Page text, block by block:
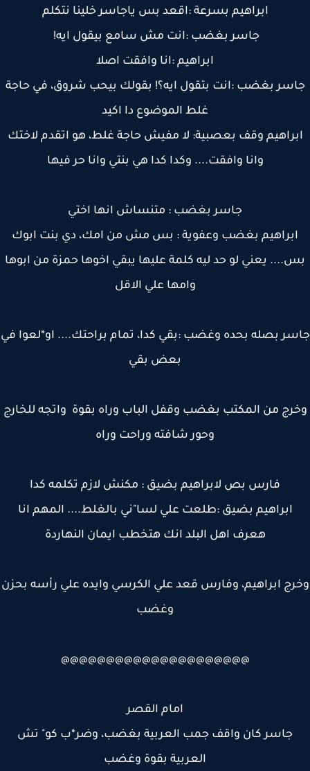
ابراهيم بسرعة :اقعد بس ياجاسر خلينا نتكلم
جاسر بغضب :انت مش سامع بيقول ايه!
ابراهيم :انا وافقت اصلا
بغضب :انت بتقول ايه؟! بقولك بيحب شروق، في حاجة
غلط الموضوع دا اكيد
وقف بعصبية: لا مفيش حاجة غلط، هو اتقدم لاختك
وانا وافقت.... وكدا كدا هي بنتي وانا حر فيها
جاسر بغضب : متنساش انها اختي
ابراهيم بغضب وعفوية : بس مش من امك، دي بنت ابوك
يعني لو حد ليه كلمة عليها يبقي اخوها حمزة من ابوها
وامها علي الاقل
بصله بحده وغضب :بقي كدا، تمام براحتك.... او*لعوا في
بعض بقي
من المكتب بغضب وقفل الباب وراه بقوة واتجه للخارج
وحور شافته وراحت وراه
فارس بص لابراهيم بضيق : مكنش لازم تكلمه كدا
ابراهيم بضيق :طلعت علي لسا"ني بالغلط.... المهم انا
هعرف اهل البلد انك هتخطب ايمان النهاردة
ابراهيم، وفارس قعد علي الكرسي وايده علي رأسه بحزن
وغضب
@@@@@@@@@@@@@@@@@@@@@
امام القصر
جاسر كان واقف جمب العربية بغضب، وضر*ب كو" تش
العربية بقوة وغضب